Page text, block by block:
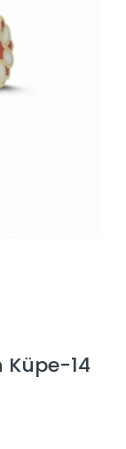
Küpe-14